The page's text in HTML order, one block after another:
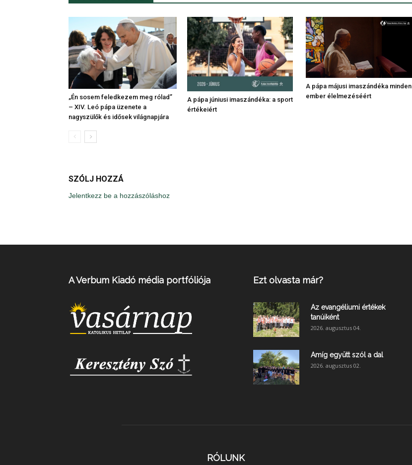
„Én sosem feledkezem meg rólad”
– XIV. Leó pápa üzenete a
nagyszülők és idősek világnapjára
A pápa júniusi imaszándéka: a sport
értékeiért
A pápa májusi imaszándéka minden
ember élelmezéséért
SZÓLJ HOZZÁ
Jelentkezz be a hozzászóláshoz
A Verbum Kiadó média portfóliója Ezt olvasta már?
Az evangéliumi értékek
tanúiként
2026. augusztus 04.
Amíg együtt szól a dal
2026. augusztus 02.
RÓLUNK